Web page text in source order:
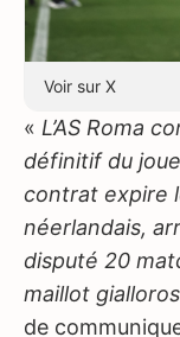
Voir sur X
« L’AS Roma
définitif du
contrat expire
néerlandais,
disputé 20
maillot
de